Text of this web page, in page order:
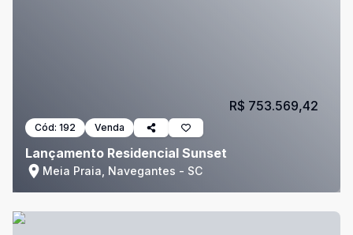
Cód: 192 Venda
Lançamento Residencial Sunset
Meia Praia, Navegantes - SC
R$ 753.569,42